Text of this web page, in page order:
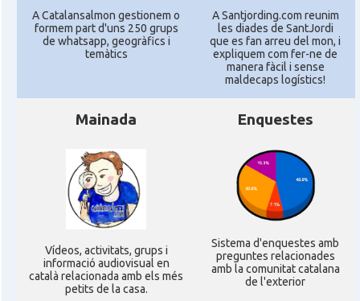
A Catalansalmon gestionem o
formem part d'uns 250 grups
de whatsapp, geogràfics i
temàtics
A Santjording.com reunim
les diades de SantJordi
que es fan arreu del mon, i
expliquem com fer-ne de
manera fàcil i sense
maldecaps logí­stics!
Mainada
Ví­deos, activitats, grups i
informació audiovisual en
català relacionada amb els més
petits de la casa.
Enquestes
Sistema d'enquestes amb
preguntes relacionades
amb la comunitat catalana
de l'exterior